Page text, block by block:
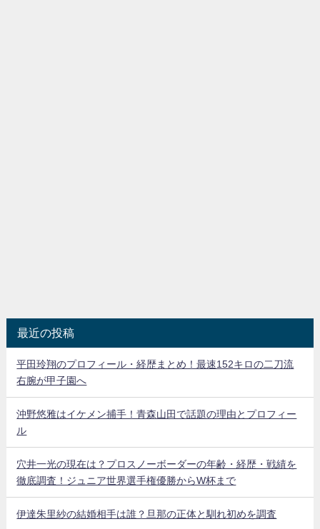
最近の投稿
平田玲翔のプロフィール・経歴まとめ！最速152キロの二刀流
右腕が甲子園へ
沖野悠雅はイケメン捕手！青森山田で話題の理由とプロフィー
ル
穴井一光の現在は？プロスノーボーダーの年齢・経歴・戦績を
徹底調査！ジュニア世界選手権優勝からW杯まで
伊達朱里紗の結婚相手は誰？旦那の正体と馴れ初めを調査